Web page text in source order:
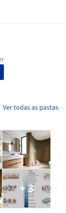
Ver todas as pastas
+ 3